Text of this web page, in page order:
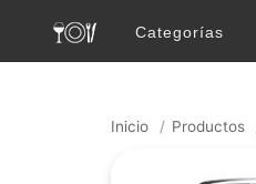
Categorías
Inicio / Productos